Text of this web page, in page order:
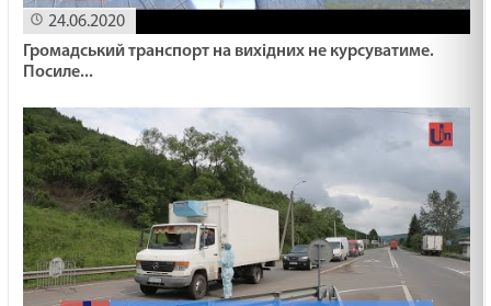
ВГАМУЙТЕСЯ /1497/ Майтеся файно
ВИГНАТИ САМОЗВАНЦЯ /1496/ Майтеся файно
07.02.2025
БАЧИТИ ДОБРО /1495/ Майтеся файно
06.02.2025
24.06.2020
Громадський транспорт на вихідних не курсуватиме.
Посиле...